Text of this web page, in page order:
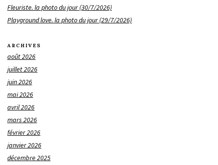
Fleuriste. la photo du jour (30/7/2026)
Playground love. la photo du jour (29/7/2026)
ARCHIVES
août 2026
juillet 2026
juin 2026
mai 2026
avril 2026
mars 2026
février 2026
janvier 2026
décembre 2025